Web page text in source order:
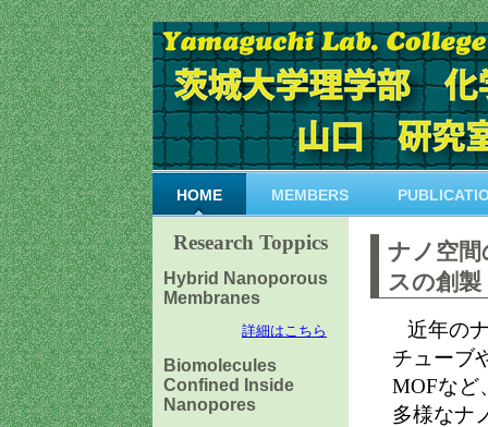
HOME MEMBERS
Research Toppics
Hybrid Nanoporous
Membranes
詳細はこちら
Biomolecules
Confined Inside
Nanopores
ナノ空間
スの創製
近年の
チューブ
MOFなど
多様なナ